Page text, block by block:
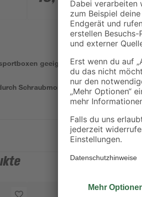
geeignet
Schraubmontage